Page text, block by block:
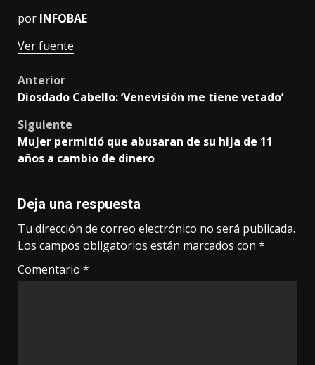
por INFOBAE
Ver fuente
Post
Anterior
Diosdado Cabello: ‘Venevisión me tiene vetado’
Siguiente
Mujer permitió que abusaran de su hija de 11
años a cambio de dinero
Deja una respuesta
Tu dirección de correo electrónico no será publicada.
Los campos obligatorios están marcados con *
Comentario *